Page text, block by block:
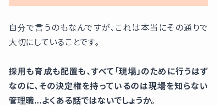
自分で言うのもなんですが、これは本当にその通りで
大切にしていることです。
採用も育成も配置も、すべて「現場」のために行うはず
なのに、その決定権を持っているのは現場を知らない
管理職…よくある話ではないでしょうか。